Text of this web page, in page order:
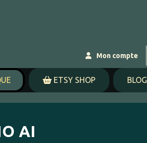
Mon compte
ETSY SHOP BLOG
AI